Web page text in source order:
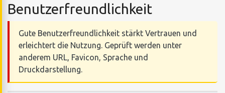
Benutzerfreundlichkeit
Gute Benutzerfreundlichkeit stärkt Vertrauen und
erleichtert die Nutzung. Geprüft werden unter
anderem URL, Favicon, Sprache und
Druckdarstellung.